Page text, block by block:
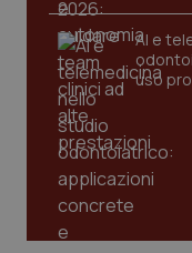
AI e
uso